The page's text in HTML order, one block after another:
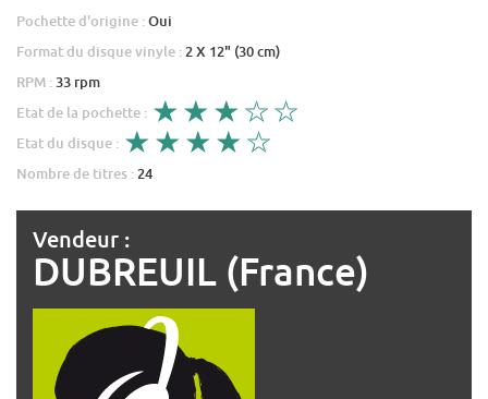
Pochette d'origine :Oui
Format du disque vinyle : 2 X 12" (30 cm)
RPM : 33 rpm
Etat de la pochette :
Etat du disque :
Nombre de titres : 24
Vendeur :
DUBREUIL (France)